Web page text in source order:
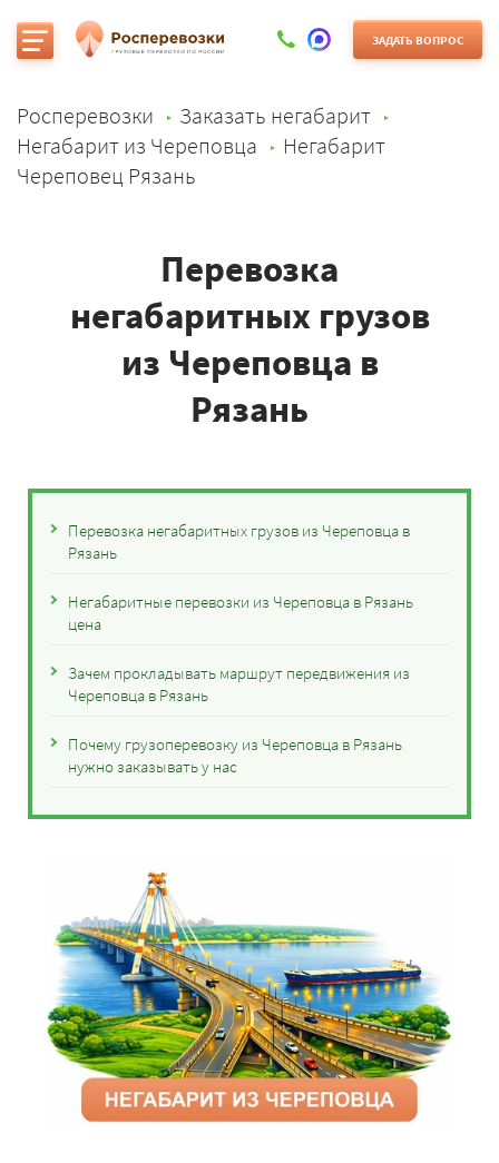
ЗАДАТЬ ВОПРОС
Росперевозки
Заказать негабарит
Негабарит из Череповца
Негабарит
Череповец Рязань
Перевозка
негабаритных грузов
из Череповца в
Рязань
Перевозка негабаритных грузов из Череповца в
Рязань
Негабаритные перевозки из Череповца в Рязань
цена
Зачем прокладывать маршрут передвижения из
Череповца в Рязань
Почему грузоперевозку из Череповца в Рязань
нужно заказывать у нас